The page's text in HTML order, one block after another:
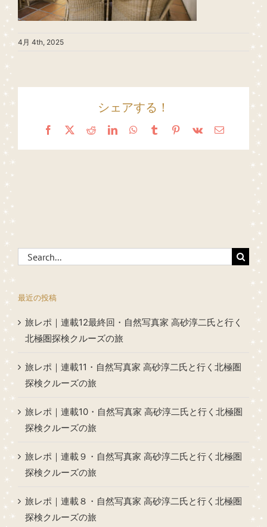
4月 4th, 2025
シェアする！
Facebook
X RedditLinkedInWhatsApp
TumblrPinterest
Vk Email
Search
for:
最近の投稿
旅レポ｜連載12最終回・自然写真家 高砂淳二氏と行く
北極圏探検クルーズの旅
旅レポ｜連載11・自然写真家 高砂淳二氏と行く北極圏
探検クルーズの旅
旅レポ｜連載10・自然写真家 高砂淳二氏と行く北極圏
探検クルーズの旅
旅レポ｜連載９・自然写真家 高砂淳二氏と行く北極圏
探検クルーズの旅
旅レポ｜連載８・自然写真家 高砂淳二氏と行く北極圏
探検クルーズの旅